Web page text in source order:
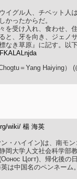
イグル人、チベット人
かったからだ。
を受け入れ、食わせ、
と、牙を向き、ジェノ
なき草原』に記す。以
＝Yang Haiying）
wiki/ 楊 海英
ン・ハイイン)は、南モ
岡大学人文社会科学部
Цогт)、帰化後の
は中国名のペンネーム。